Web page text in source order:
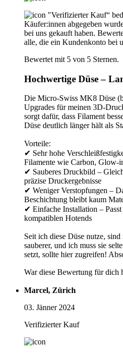
"Verifizierter Kauf“
Käufer:innen abgegeben
bei uns gekauft haben.
alle, die ein Kundenkonto bei
Bewertet mit 5 von 5 Sternen.
Hochwertige Düse –
Die Micro-Swiss MK8 Düse
Upgrades für meinen 3D-
sorgt dafür, dass Filament
Düse deutlich länger hält als
Vorteile:
✔ Sehr hohe
Filamente wie Carbon, Glow-
✔ Sauberes Druckbild –
präzise Druckergebnisse
✔ Weniger Verstopfungen –
Beschichtung bleibt kaum
✔ Einfache Installation –
kompatiblen Hotends
Seit ich diese Düse nutze,
sauberer, und ich muss sie
setzt, sollte hier zugreifen!
War diese Bewertung für dich
Marcel, Zürich
03. Jänner 2024
Verifizierter Kauf